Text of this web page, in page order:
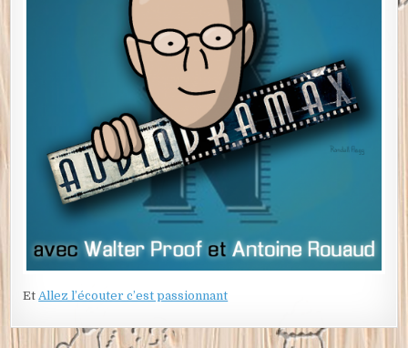
Et Allez l’écouter c’est passionnant